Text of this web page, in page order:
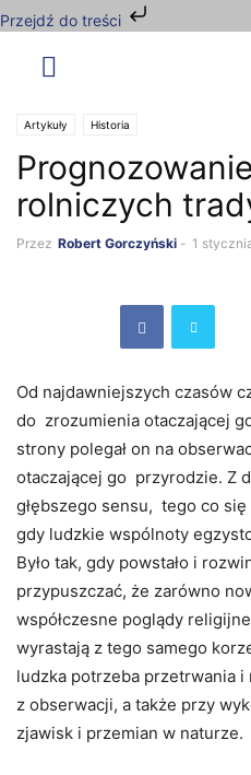
Przejdź do treści
Artykuły Historia
rolniczych
Przez Robert Gorczyński - 1
Od najdawniejszych czasów
do zrozumienia otaczającej
strony polegał on na
otaczającej go przyrodzie. Z
głębszego sensu, tego co się
gdy ludzkie wspólnoty
Było tak, gdy powstało i
przypuszczać, że zarówno
współczesne poglądy
wyrastają z tego samego
ludzka potrzeba przetrwania
z obserwacji, a także przy
zjawisk i przemian w naturze.